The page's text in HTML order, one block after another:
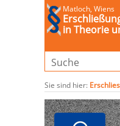
Matloch, Wiens
in Theorie
Sie sind hier: